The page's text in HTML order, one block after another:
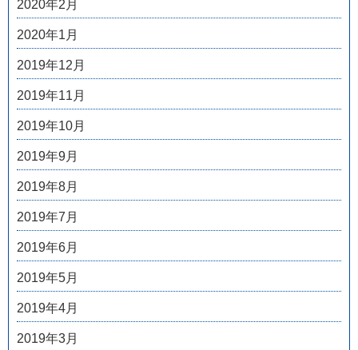
2020年2月
2020年1月
2019年12月
2019年11月
2019年10月
2019年9月
2019年8月
2019年7月
2019年6月
2019年5月
2019年4月
2019年3月